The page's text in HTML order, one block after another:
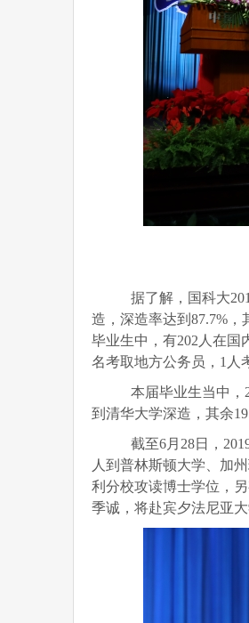
据了解，国科大
造，深造率达到87.7%
毕业生中，有202人在国
名考取地方公务员，1人
本届毕业生当中，
到清华大学深造，其余
截至6月28日，
人到普林斯顿大学、加
利分校攻读博士学位，
季诚，将赴宾夕法尼亚